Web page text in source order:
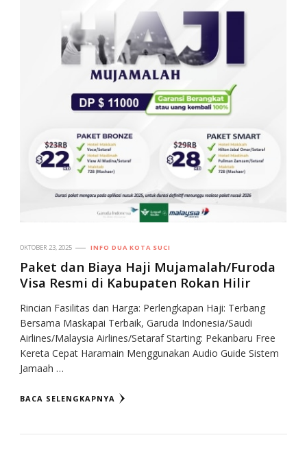
OKTOBER 23, 2025 INFO DUA KOTA SUCI
Paket dan Biaya Haji Mujamalah/Furoda
Visa Resmi di Kabupaten Rokan Hilir
Rincian Fasilitas dan Harga: Perlengkapan Haji: Terbang
Bersama Maskapai Terbaik, Garuda Indonesia/Saudi
Airlines/Malaysia Airlines/Setaraf Starting: Pekanbaru Free
Kereta Cepat Haramain Menggunakan Audio Guide Sistem
Jamaah …
BACA SELENGKAPNYA